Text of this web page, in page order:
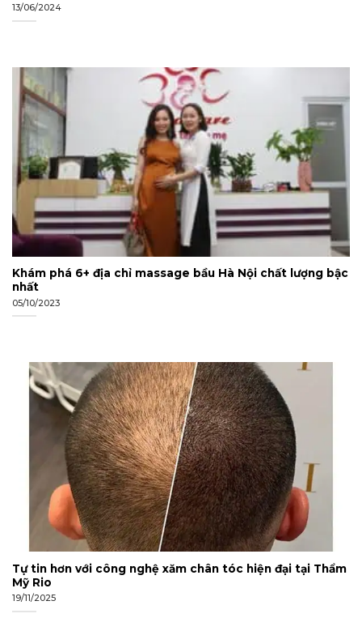
13/06/2024
Khám phá 6+ địa chỉ massage bầu Hà Nội chất lượng bậc
nhất
05/10/2023
Tự tin hơn với công nghệ xăm chân tóc hiện đại tại Thẩm
Mỹ Rio
19/11/2025